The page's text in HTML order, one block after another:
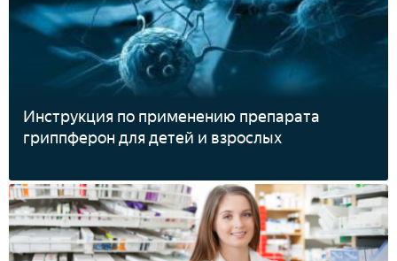
Инструкция по применению препарата
гриппферон для детей и взрослых